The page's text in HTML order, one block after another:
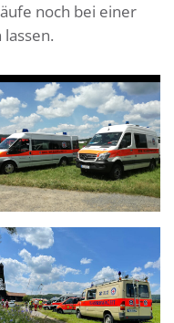
noch bei einer